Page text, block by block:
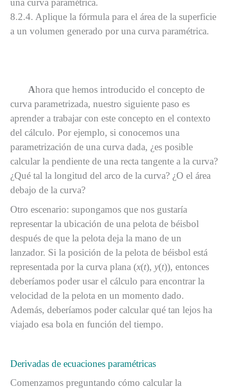
una curva paramétrica.
8.2.4. Aplique la fórmula para el área de la superficie
a un volumen generado por una curva paramétrica.
Ahora que hemos introducido el concepto de
curva parametrizada, nuestro siguiente paso es
aprender a trabajar con este concepto en el contexto
del cálculo. Por ejemplo, si conocemos una
parametrización de una curva dada, ¿es posible
calcular la pendiente de una recta tangente a la curva?
¿Qué tal la longitud del arco de la curva? ¿O el área
debajo de la curva?
Otro escenario: supongamos que nos gustaría
representar la ubicación de una pelota de béisbol
después de que la pelota deja la mano de un
lanzador. Si la posición de la pelota de béisbol está
representada por la curva plana (x(t), y(t)), entonces
deberíamos poder usar el cálculo para encontrar la
velocidad de la pelota en un momento dado.
Además, deberíamos poder calcular qué tan lejos ha
viajado esa bola en función del tiempo.
Derivadas de ecuaciones paramétricas
Comenzamos preguntando cómo calcular la